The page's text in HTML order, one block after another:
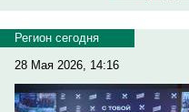
Регион сегодня
28 Мая 2026, 14:16